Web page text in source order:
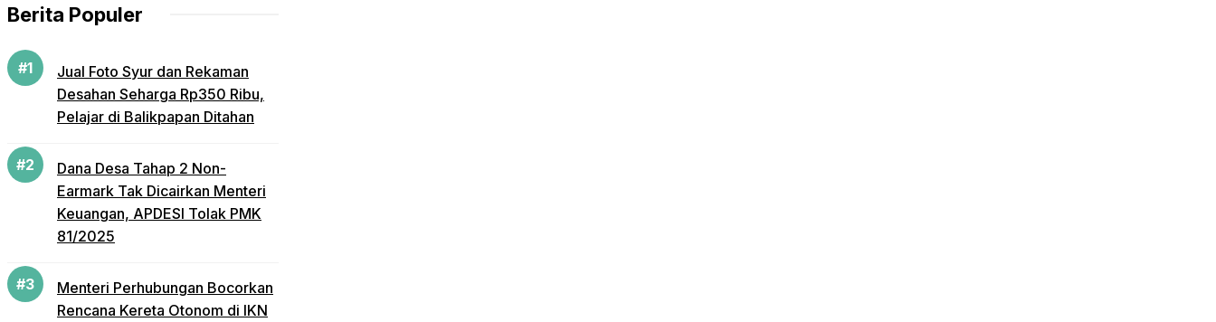
Berita Populer
Jual Foto Syur dan Rekaman
Desahan Seharga Rp350 Ribu,
Pelajar di Balikpapan Ditahan
Dana Desa Tahap 2 Non-
Earmark Tak Dicairkan Menteri
Keuangan, APDESI Tolak PMK
81/2025
Menteri Perhubungan Bocorkan
Rencana Kereta Otonom di IKN